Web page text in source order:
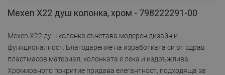
Mexen X22 душ колонка, хром - 798222291-00
Mexen X22 душ колонка съчетава модерен дизайн и
функционалност. Благодарение на изработката си от здрав
пластмасов материал, колонката е лека и издръжлива.
Хромираното покритие придава елегантност, подходяща за